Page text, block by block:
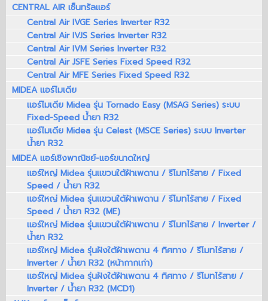
CENTRAL AIR เซ็นทรัลแอร์
Central Air IVGE Series Inverter R32
Central Air IVJS Series Inverter R32
Central Air IVM Series Inverter R32
Central Air JSFE Series Fixed Speed R32
Central Air MFE Series Fixed Speed R32
MIDEA แอร์ไมเดีย
แอร์ไมเดีย Midea รุ่น Tornado Easy (MSAG Series) ระบบ
Fixed-Speed น้ำยา R32
แอร์ไมเดีย Midea รุ่น Celest (MSCE Series) ระบบ Inverter
น้ำยา R32
MIDEA แอร์เชิงพาณิชย์-แอร์ขนาดใหญ่
แอร์ใหญ่ Midea รุ่นแขวนใต้ฝ้าเพดาน / รีโมทไร้สาย / Fixed
Speed / น้ำยา R32
แอร์ใหญ่ Midea รุ่นแขวนใต้ฝ้าเพดาน / รีโมทไร้สาย / Fixed
Speed / น้ำยา R32 (ME)
แอร์ใหญ่ Midea รุ่นแขวนใต้ฝ้าเพดาน / รีโมทไร้สาย / Inverter /
น้ำยา R32
แอร์ใหญ่ Midea รุ่นฝังใต้ฝ้าเพดาน 4 ทิศทาง / รีโมทไร้สาย /
Inverter / น้ำยา R32 (หน้ากากเก่า)
แอร์ใหญ่ Midea รุ่นฝังใต้ฝ้าเพดาน 4 ทิศทาง / รีโมทไร้สาย /
Inverter / น้ำยา R32 (MCD1)